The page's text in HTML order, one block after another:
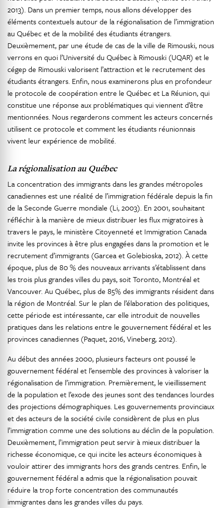
2013). Dans un premier temps, nous allons développer des
éléments contextuels autour de la régionalisation de l’immigration
au Québec et de la mobilité des étudiants étrangers.
Deuxièmement, par une étude de cas de la ville de Rimouski, nous
verrons en quoi l’Université du Québec à Rimouski (UQAR) et le
cégep de Rimouski valorisent l’attraction et le recrutement des
étudiants étrangers. Enfin, nous examinerons plus en profondeur
le protocole de coopération entre le Québec et La Réunion, qui
constitue une réponse aux problématiques qui viennent d’être
mentionnées. Nous regarderons comment les acteurs concernés
utilisent ce protocole et comment les étudiants réunionnais
vivent leur expérience de mobilité.
La régionalisation au Québec
La concentration des immigrants dans les grandes métropoles
canadiennes est une réalité de l’immigration fédérale depuis la fin
de la Seconde Guerre mondiale (Li, 2003). En 2001, souhaitant
réfléchir à la manière de mieux distribuer les flux migratoires à
travers le pays, le ministère Citoyenneté et Immigration Canada
invite les provinces à être plus engagées dans la promotion et le
recrutement d’immigrants (Garcea et Golebioska, 2012). À cette
époque, plus de 80 % des nouveaux arrivants s’établissent dans
les trois plus grandes villes du pays, soit Toronto, Montréal et
Vancouver. Au Québec, plus de 85% des immigrants résident dans
la région de Montréal. Sur le plan de l’élaboration des politiques,
cette période est intéressante, car elle introduit de nouvelles
pratiques dans les relations entre le gouvernement fédéral et les
provinces canadiennes (Paquet, 2016, Vineberg, 2012).
Au début des années 2000, plusieurs facteurs ont poussé le
gouvernement fédéral et l’ensemble des provinces à valoriser la
régionalisation de l’immigration. Premièrement, le vieillissement
de la population et l’exode des jeunes sont des tendances lourdes
des projections démographiques. Les gouvernements provinciaux
et des acteurs de la société civile considèrent de plus en plus
l’immigration comme une des solutions au déclin de la population.
Deuxièmement, l’immigration peut servir à mieux distribuer la
richesse économique, ce qui incite les acteurs économiques à
vouloir attirer des immigrants hors des grands centres. Enfin, le
gouvernement fédéral a admis que la régionalisation pouvait
réduire la trop forte concentration des communautés
immigrantes dans les grandes villes du pays.